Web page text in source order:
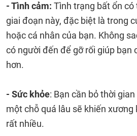
- Tình cảm: Tình trạng bất ổn
giai đoạn này, đặc biệt là trong
hoặc cá nhân của bạn. Không
có người đến để gỡ rối giúp bạn
hơn.
- Sức khỏe: Bạn cần bỏ thời
một chỗ quá lâu sẽ khiến xương
rất nhiều.